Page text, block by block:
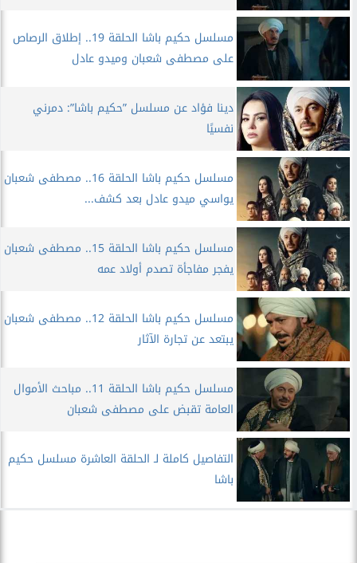
مسلسل حكيم باشا الحلقة 19.. إطلاق الرصاص
على مصطفى شعبان وميدو عادل
دينا فؤاد عن مسلسل ”حكيم باشا”: دمرني
نفسيًا
مسلسل حكيم باشا الحلقة 16.. مصطفى شعبان
يواسي ميدو عادل بعد كشف...
مسلسل حكيم باشا الحلقة 15.. مصطفى شعبان
يفجر مفاجأة تصدم أولاد عمه
مسلسل حكيم باشا الحلقة 12.. مصطفى شعبان
يبتعد عن تجارة الآثار
مسلسل حكيم باشا الحلقة 11.. مباحث الأموال
العامة تقبض على مصطفى شعبان
التفاصيل كاملة لـ الحلقة العاشرة مسلسل حكيم
باشا